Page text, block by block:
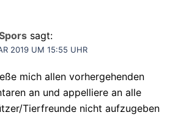
sagt:
2019 UM 15:55 UHR
mich allen vorhergehenden
an und appelliere an alle
Tierfreunde nicht aufzugeben